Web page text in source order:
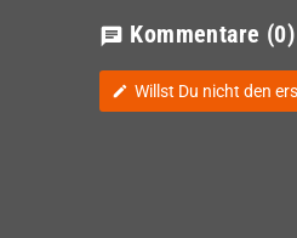
chat Kommentare (0)
edit Willst Du nicht den